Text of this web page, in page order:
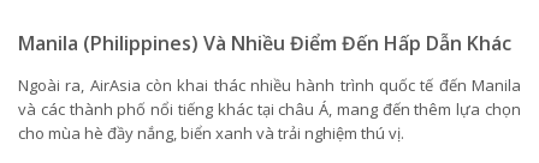
Manila (Philippines) Và Nhiều Điểm Đến Hấp Dẫn Khác
Ngoài ra, AirAsia còn khai thác nhiều hành trình quốc tế đến Manila
và các thành phố nổi tiếng khác tại châu Á, mang đến thêm lựa chọn
cho mùa hè đầy nắng, biển xanh và trải nghiệm thú vị.